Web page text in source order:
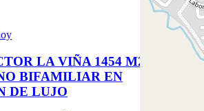
LA VIÑA 1454 M2 EN
BIFAMILIAR EN
DE LUJO